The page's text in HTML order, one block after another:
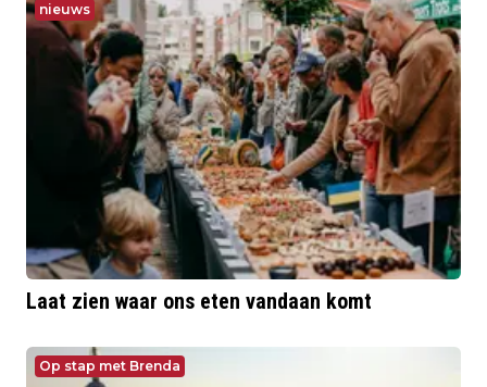
nieuws
Laat zien waar ons eten vandaan komt
Op stap met Brenda